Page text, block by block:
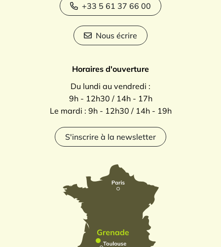
+33 5 61 37 66 00
Nous écrire
Horaires d'ouverture
Du lundi au vendredi :
9h - 12h30 / 14h - 17h
Le mardi : 9h - 12h30 / 14h - 19h
S'inscrire à la newsletter